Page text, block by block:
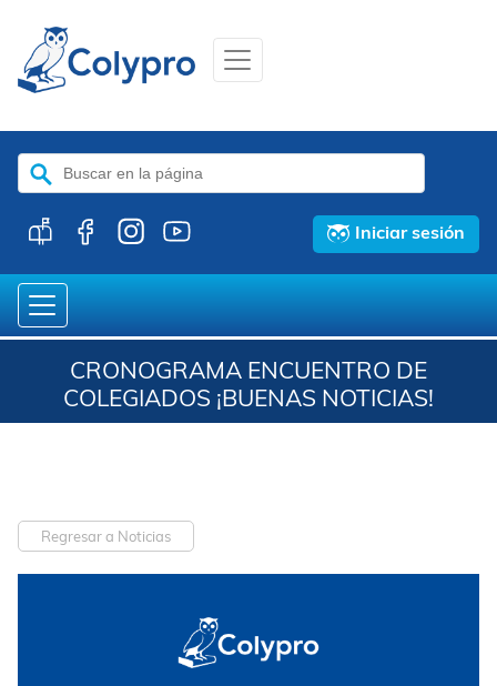
Buscar:
Iniciar sesión
CRONOGRAMA ENCUENTRO DE
COLEGIADOS ¡BUENAS NOTICIAS!
Regresar a Noticias